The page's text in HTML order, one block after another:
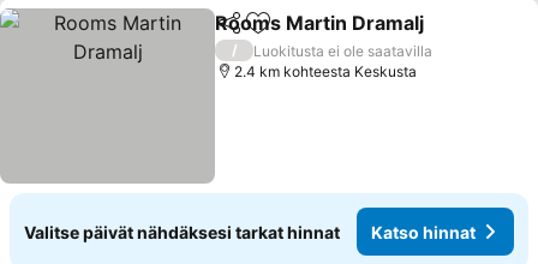
Jaa Lisää suosikkeihin
Rooms Martin Dramalj
/
Luokitusta ei ole saatavilla
2.4 km kohteesta Keskusta
Valitse päivät nähdäksesi tarkat hinnat Katso hinnat